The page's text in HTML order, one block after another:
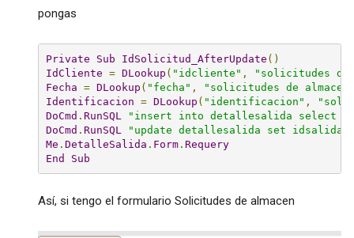
pongas
Private Sub IdSolicitud_AfterUpdate ()
IdCliente
= DLookup ( "idcliente" ,
"solicitudes de
Fecha
= DLookup ( "fecha" ,
"solicitudes de
Identificacion
= DLookup ( "identificacion" ,
DoCmd . RunSQL
"insert into detallesalida select
DoCmd . RunSQL
"update detallesalida set
Me .DetalleSalida . Form . Requery
End
Sub
Así, si tengo el formulario Solicitudes de almacen